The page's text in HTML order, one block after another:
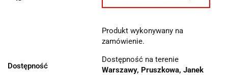
Dostępność
Produkt wykonywany na
zamówienie.
Dostępność na terenie
Warszawy, Pruszkowa, Janek